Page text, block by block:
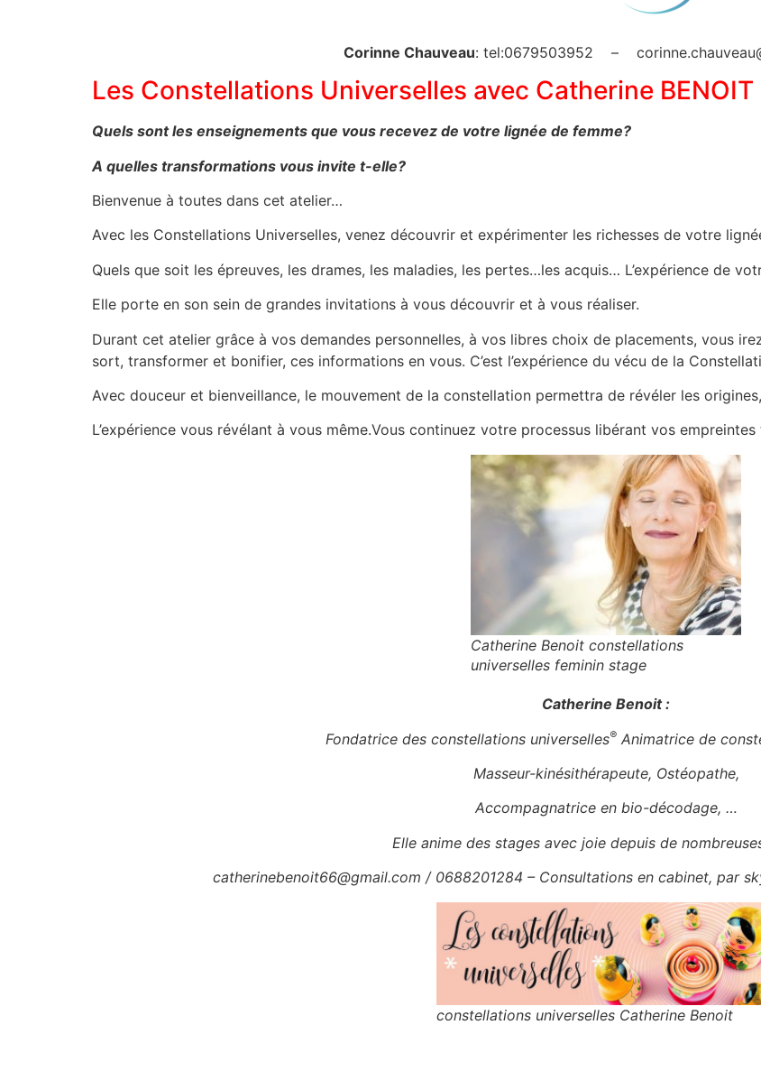
Corinne Chauveau: tel:0679503952 –
Les Constellations Universelles avec Catherine BENOIT
Quels sont les enseignements que vous recevez de votre lignée de femme?
A quelles transformations vous invite t-elle?
Bienvenue à toutes dans cet atelier…
Avec les Constellations Universelles, venez découvrir et expérimenter les richesses de votre
Quels que soit les épreuves, les drames, les maladies, les pertes…les acquis… L’expérience de
Elle porte en son sein de grandes invitations à vous découvrir et à vous réaliser.
Durant cet atelier grâce à vos demandes personnelles, à vos libres choix de placements, vous
sort, transformer et bonifier, ces informations en vous. C’est l’expérience du vécu de la
Avec douceur et bienveillance, le mouvement de la constellation permettra de révéler les
L’expérience vous révélant à vous même.Vous continuez votre processus libérant vos
Catherine Benoit constellations
universelles feminin stage
Catherine Benoit :
Fondatrice des constellations universelles®Animatrice de
Masseur-kinésithérapeute, Ostéopathe,
Accompagnatrice en bio-décodage, …
Elle anime des stages avec joie depuis de
catherinebenoit66@gmail.com / 0688201284 – Consultations en cabinet, par
constellations universelles Catherine Benoit